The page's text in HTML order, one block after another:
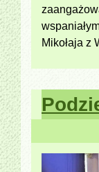
Mikołaja z